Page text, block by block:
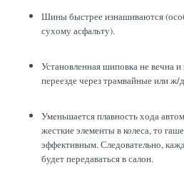
Шины быстрее изнашиваются
сухому асфальту).
Установленная шиповка не вечна
переезде через трамвайные или ж/
Уменьшается плавность хода
жесткие элементы в колеса, то
эффективным. Следовательно,
будет передаваться в салон.